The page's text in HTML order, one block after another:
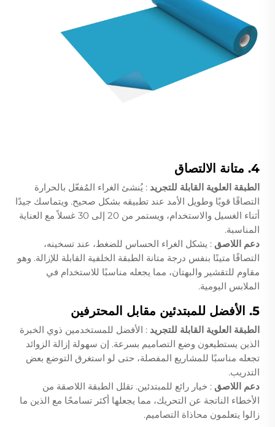
4. متانة الالتصاق
الطبقة العلوية القابلة للتجريد : يُنشئ الغراء المُفعّل بالحرارة
التصاقًا قويًا وطويل الأمد عند تطبيقه بشكل صحيح. ويتماسك جيدًا
أثناء الغسيل والاستخدام، ويستمر من 20 إلى 30 غسلاً مع العناية
المناسبة.
دعم اللاصق : يشكل الغراء الحساس للضغط، عند تسخينه،
التصاقًا متينًا بنفس درجة متانة الطبقة الخلفية القابلة للإزالة. وهو
مقاوم للتقشير والبهتان، مما يجعله مناسبًا للاستخدام في
الملابس اليومية.
5. الأفضل للمبتدئين مقابل المحترفين
الطبقة العلوية القابلة للتجريد : الأفضل للمستخدمين ذوي الخبرة
الذين يستطيعون وضع التصاميم بسرعة. إن سهولة إزالة الزوائد
تجعله مناسبًا للمشاريع المفصلة، حتى لو استغرق التوضع بعض
التدريب.
دعم اللاصق : خيار رائع للمبتدئين. تقلل الطبقة اللاصقة من
الأخطاء الناتجة عن التحريك، مما يجعلها أكثر تسامحًا مع الذين ما
زالوا يتعلمون محاذاة التصاميم.